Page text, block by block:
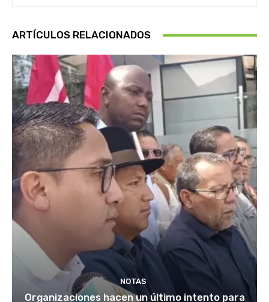
ARTÍCULOS RELACIONADOS
NOTAS
Organizaciones hacen un último intento para